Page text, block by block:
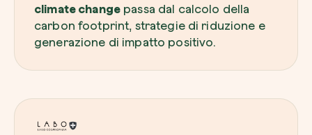
climate changepassa dal calcolo della
carbon footprint, strategie di riduzione e
generazione di impatto positivo.